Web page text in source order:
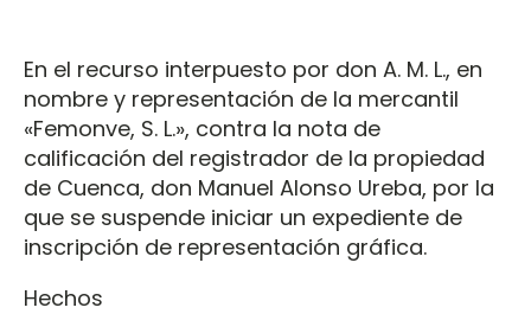
En el recurso interpuesto por don A. M. L., en
nombre y representación de la mercantil
«Femonve, S. L.», contra la nota de
calificación del registrador de la propiedad
de Cuenca, don Manuel Alonso Ureba, por la
que se suspende iniciar un expediente de
inscripción de representación gráfica.
Hechos